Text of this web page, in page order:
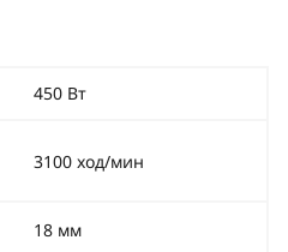
450 Вт
3100 ход/мин
18 мм